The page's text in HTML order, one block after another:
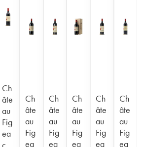
Ch
âte
au
Fig
ea
c
Ch
âte
au
Fig
ea
Ch
âte
au
Fig
ea
Ch
âte
au
Fig
ea
Ch
âte
au
Fig
ea
Ch
âte
au
Fig
ea